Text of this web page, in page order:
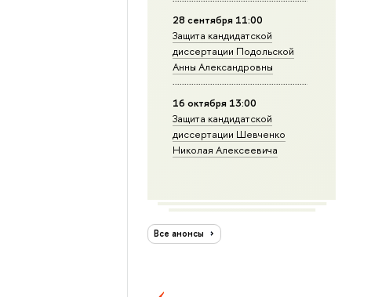
28 сентября 11:00
Защита кандидатской
диссертации Подольской
Анны Александровны
16 октября 13:00
Защита кандидатской
диссертации Шевченко
Николая Алексеевича
Все анонсы